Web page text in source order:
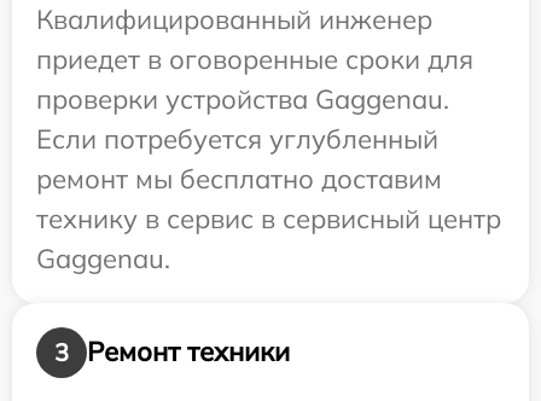
Квалифицированный инженер
приедет в оговоренные сроки для
проверки устройства Gaggenau.
Если потребуется углубленный
ремонт мы бесплатно доставим
технику в сервис в сервисный центр
Gaggenau.
3
Ремонт техники